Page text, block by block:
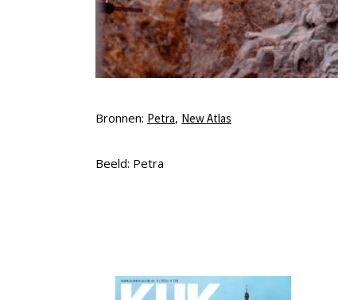
Bronnen: Petra, New Atlas
Beeld: Petra